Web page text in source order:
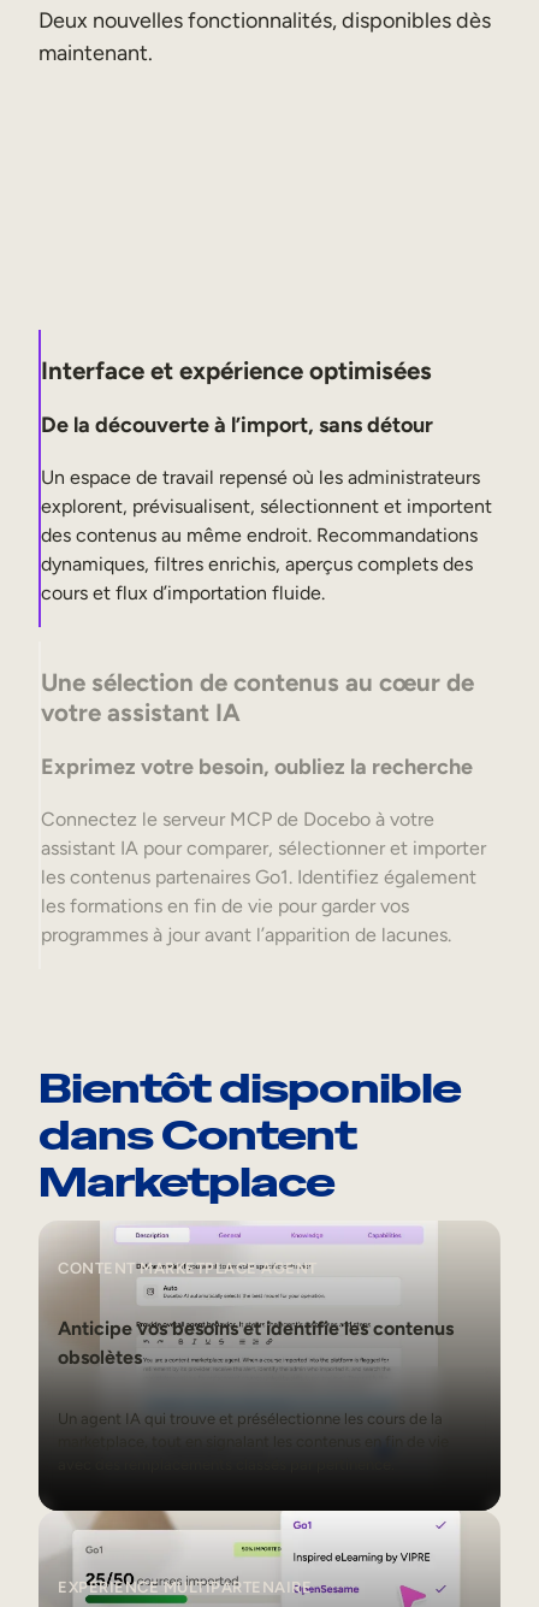
Deux nouvelles fonctionnalités, disponibles dès
maintenant.
Interface et expérience optimisées
De la découverte à l’import, sans détour
Un espace de travail repensé où les administrateurs
explorent, prévisualisent, sélectionnent et importent
des contenus au même endroit. Recommandations
dynamiques, filtres enrichis, aperçus complets des
cours et flux d’importation fluide.
Une sélection de contenus au cœur de
votre assistant IA
Exprimez votre besoin, oubliez la recherche
Connectez le serveur MCP de Docebo à votre
assistant IA pour comparer, sélectionner et importer
les contenus partenaires Go1. Identifiez également
les formations en fin de vie pour garder vos
programmes à jour avant l’apparition de lacunes.
Bientôt disponible
dans Content
Marketplace
CONTENT MARKETPLACE AGENT
Anticipe vos besoins et identifie les contenus
obsolètes
Un agent IA qui trouve et présélectionne les cours de la
marketplace, tout en signalant les contenus en fin de vie
EXPÉRIENCE MULTIPARTENAIRE